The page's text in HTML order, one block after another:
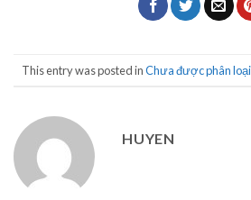
This entry was posted inChưa được phân loại
HUYEN